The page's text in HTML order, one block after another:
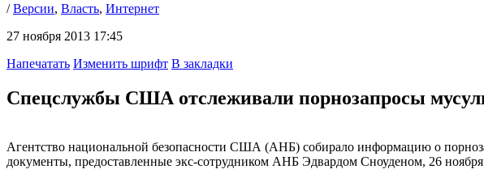
/Версии, Власть, Интернет
27 ноября 2013 17:45
Напечатать Изменить шрифт В закладки
Спецслужбы США отслеживали порнозапросы
Агентство национальной безопасности США (АНБ) собирало информацию о
документы, предоставленные экс-сотрудником АНБ Эдвардом Сноуденом, 26